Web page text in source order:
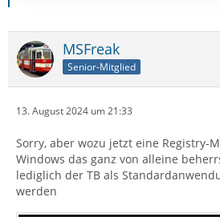
MSFreak
Senior-Mitglied
13. August 2024 um 21:33
Sorry, aber wozu jetzt eine Registry-
Windows das ganz von alleine
lediglich der TB als
werden